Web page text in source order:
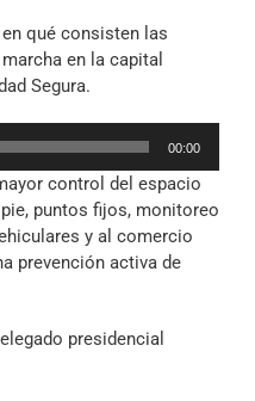
qué consisten las
en la capital
Segura.
00:00
control del espacio
puntos fijos, monitoreo
y al comercio
prevención activa de
presidencial